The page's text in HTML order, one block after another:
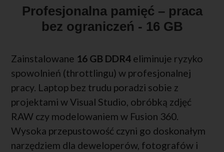
Profesjonalna pamięć – praca
bez ograniczeń - 16 GB
Zainstalowane 16 GB DDR4 eliminuje ryzyko
spowolnień (throttlingu) w profesjonalnej
pracy. Laptop bez trudu poradzi sobie z
projektami w Visual Studio, obróbką zdjęć
RAW czy modelowaniem w Fusion 360.
Wysoka przepustowość czyni go doskonałym
narzędziem dla deweloperów, fotografów i